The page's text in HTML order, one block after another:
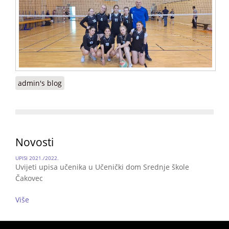
admin's blog
Novosti
UPISI 2021./2022.
Uvijeti upisa učenika u Učenički dom Srednje škole
Čakovec
Više